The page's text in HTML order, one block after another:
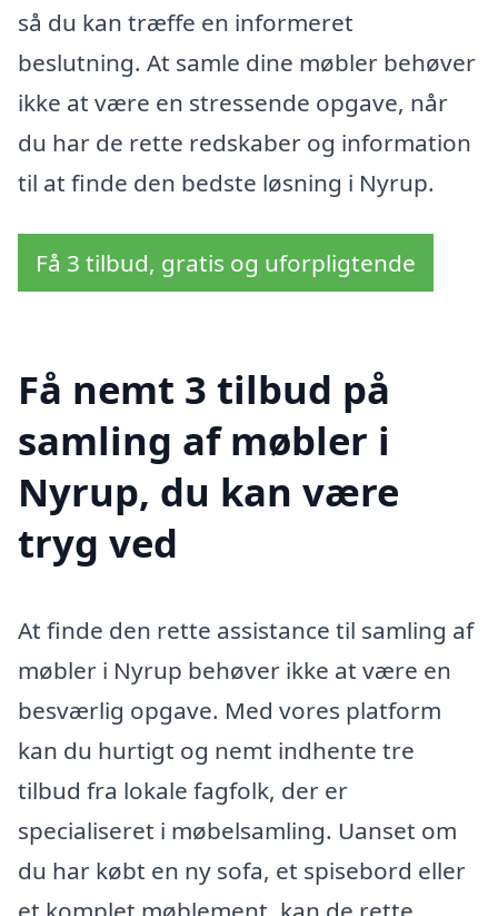
så du kan træffe en informeret
beslutning. At samle dine møbler behøver
ikke at være en stressende opgave, når
du har de rette redskaber og information
til at finde den bedste løsning i Nyrup.
Få 3 tilbud, gratis og uforpligtende
Få nemt 3 tilbud på
samling af møbler i
Nyrup, du kan være
tryg ved
At finde den rette assistance til samling af
møbler i Nyrup behøver ikke at være en
besværlig opgave. Med vores platform
kan du hurtigt og nemt indhente tre
tilbud fra lokale fagfolk, der er
specialiseret i møbelsamling. Uanset om
du har købt en ny sofa, et spisebord eller